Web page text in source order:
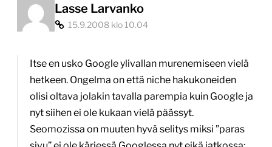
Lasse Larvanko
15.9.2008 klo 10.04
Itse en usko Google ylivallan murenemiseen vielä
hetkeen. Ongelma on että niche hakukoneiden
olisi oltava jolakin tavalla parempia kuin Google ja
nyt siihen ei ole kukaan vielä päässyt.
Seomozissa on muuten hyvä selitys miksi ”paras